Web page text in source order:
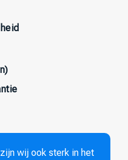
wij ook sterk in het